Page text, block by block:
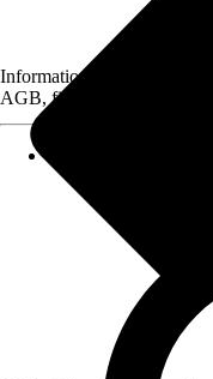
Informationen des
AGB, finden Sie bei Klick